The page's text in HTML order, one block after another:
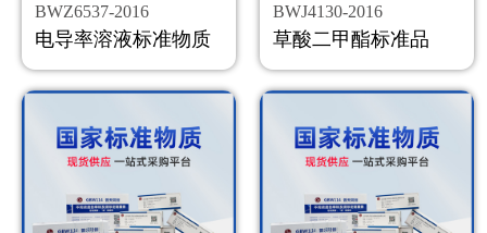
BWZ6537-2016
电导率溶液标准物质
BWJ4130-2016
草酸二甲酯标准品
联系我们
返回主页